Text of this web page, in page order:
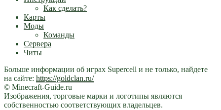
Как сделать?
Карты
Моды
Команды
Сервера
Читы
Больше информации об играх Supercell и не только, найдете
на сайте: https://goldclan.ru/
© Minecraft-Guide.ru
Изображения, торговые марки и логотипы являются
собственностью соответствующих владельцев.